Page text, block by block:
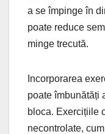
a se împinge în
poate reduce
minge trecută.
Incorporarea
poate îmbunătăți
bloca. Exercițiile
necontrolate,